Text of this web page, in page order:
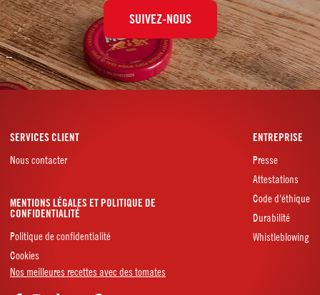
SUIVEZ-NOUS
–
SERVICES CLIENT
Nous contacter
ENTREPRISE
Presse
Attestations
Code d'éthique
Durabilité
Whistleblowing
MENTIONS LÉGALES ET POLITIQUE DE
CONFIDENTIALITÉ
Politique de confidentialité
Cookies
Nos meilleures recettes avec des tomates